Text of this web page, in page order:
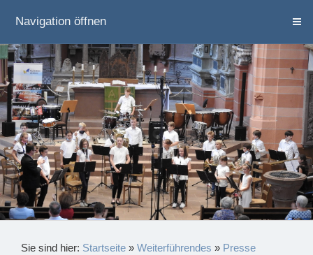
Navigation öffnen
Sie sind hier: Startseite » Weiterführendes » Presse